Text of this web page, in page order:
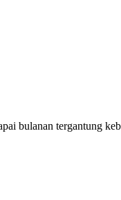
bulanan tergantung